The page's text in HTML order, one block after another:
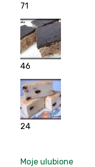
71
46
24
Moje ulubione